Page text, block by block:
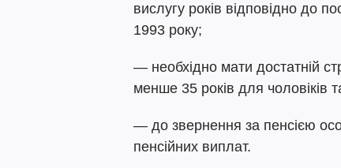
вислугу років відповідно до
1993 року;
— необхідно мати достатній
менше 35 років для чоловіків
— до звернення за пенсією
пенсійних виплат.